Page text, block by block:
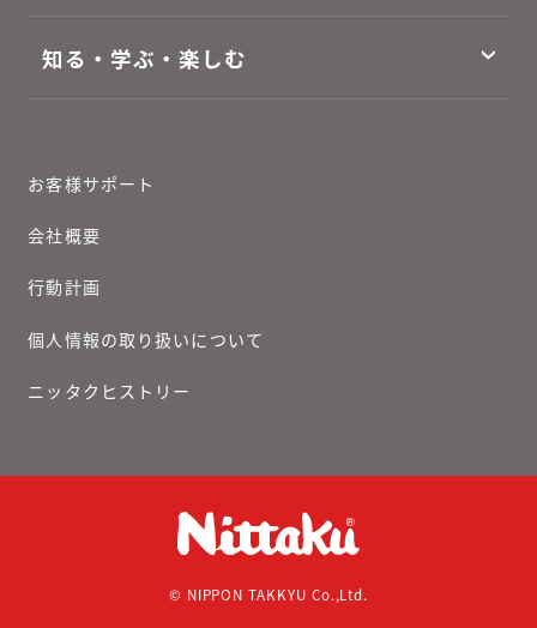
知る・学ぶ・楽しむ
お客様サポート
会社概要
行動計画
個人情報の取り扱いについて
ニッタクヒストリー
© NIPPON TAKKYU Co.,Ltd.